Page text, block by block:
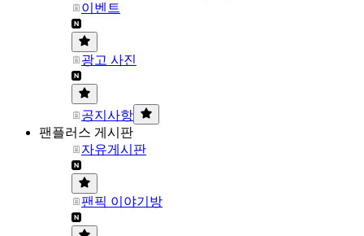
이벤트
광고 사진
공지사항
팬플러스 게시판
자유게시판
팬픽 이야기방